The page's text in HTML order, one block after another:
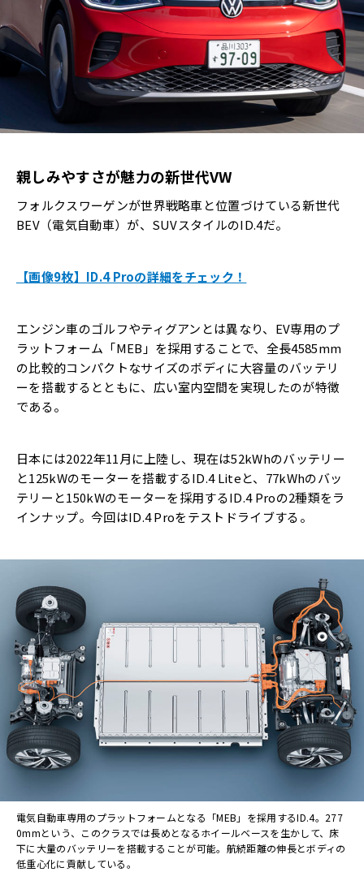
親しみやすさが魅力の新世代VW
フォルクスワーゲンが世界戦略車と位置づけている新世代
BEV（電気自動車）が、SUVスタイルのID.4だ。
【画像9枚】ID.4 Proの詳細をチェック！
エンジン車のゴルフやティグアンとは異なり、EV専用のプ
ラットフォーム「MEB」を採用することで、全長4585mm
の比較的コンパクトなサイズのボディに大容量のバッテリ
ーを搭載するとともに、広い室内空間を実現したのが特徴
である。
日本には2022年11月に上陸し、現在は52kWhのバッテリー
と125kWのモーターを搭載するID.4 Liteと、77kWhのバッ
テリーと150kWのモーターを採用するID.4 Proの2種類をラ
インナップ。今回はID.4 Proをテストドライブする。
電気自動車専用のプラットフォームとなる「MEB」を採用するID.4。277
0mmという、このクラスでは長めとなるホイールベースを生かして、床
下に大量のバッテリーを搭載することが可能。航続距離の伸長とボディの
低重心化に貢献している。